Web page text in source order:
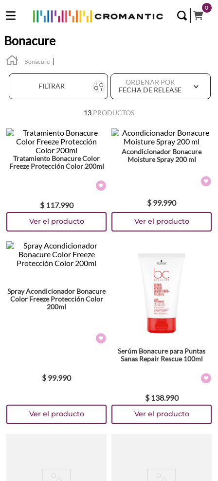
0
Bonacure
Bonacure
FILTRAR
ORDENAR POR
FECHA DE RELEASE
13 PRODUCTOS
Tratamiento Bonacure Color
Freeze Protección Color 200ml
$ 117.990
Acondicionador Bonacure
Moisture Spray 200 ml
$ 99.990
Spray Acondicionador Bonacure
Color Freeze Protección Color
200ml
$ 99.990
Serúm Bonacure para Puntas
Sanas Repair Rescue 100ml
$ 138.990